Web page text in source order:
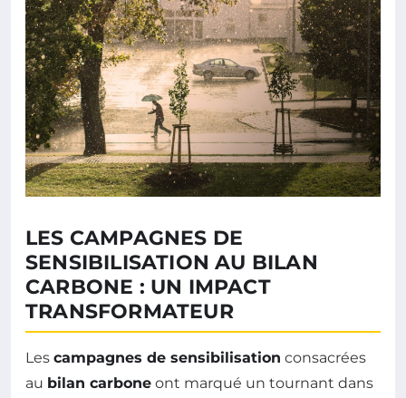
LES CAMPAGNES DE
SENSIBILISATION AU BILAN
CARBONE : UN IMPACT
TRANSFORMATEUR
Les campagnes de sensibilisation consacrées
au bilan carbone ont marqué un tournant dans